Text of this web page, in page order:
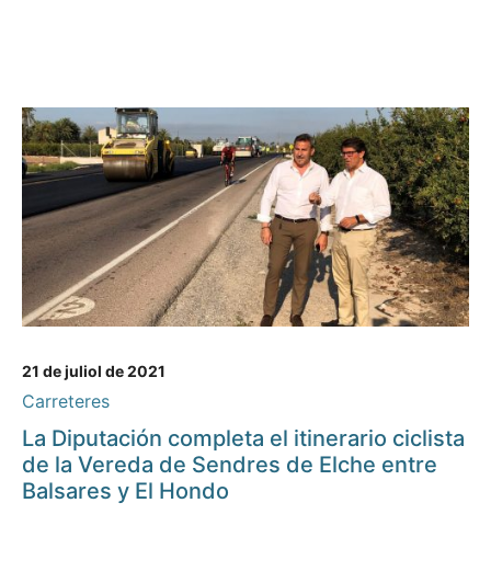
21 de juliol de 2021
Carreteres
La Diputación completa el itinerario ciclista
de la Vereda de Sendres de Elche entre
Balsares y El Hondo